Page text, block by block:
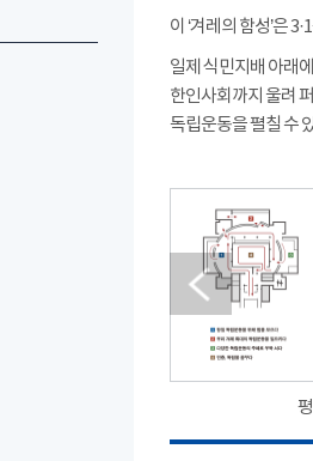
이 ‘겨레의 함성’은
일제 식민지배 아래
한인사회까지 울려
독립운동을 펼칠 수